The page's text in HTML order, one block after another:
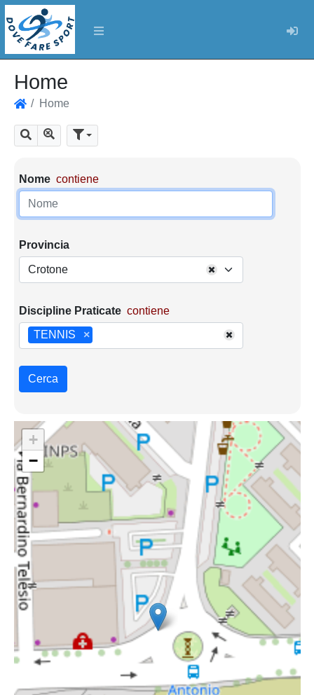
Home
Home
Cerca Mostra tutti i risultati
Parametri di ricerca
Nome contiene
Provincia
Crotone
Discipline Praticate contiene
×
TENNIS
Cerca
+
−